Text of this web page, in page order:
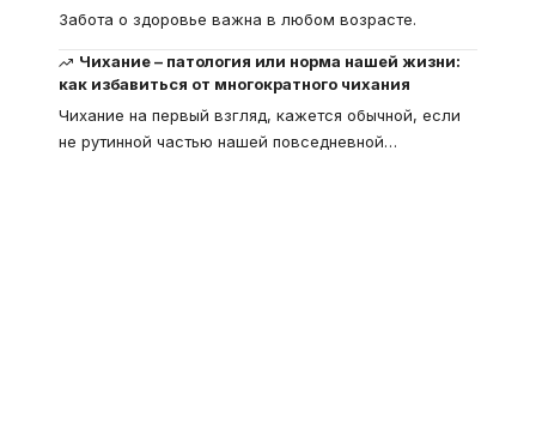
Забота о здоровье важна в любом возрасте.
Чихание – патология или норма нашей жизни:
как избавиться от многократного чихания
Чихание на первый взгляд, кажется обычной, если
не рутинной частью нашей повседневной…